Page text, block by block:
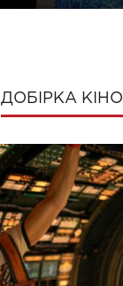
ДОБІРКА КІНО